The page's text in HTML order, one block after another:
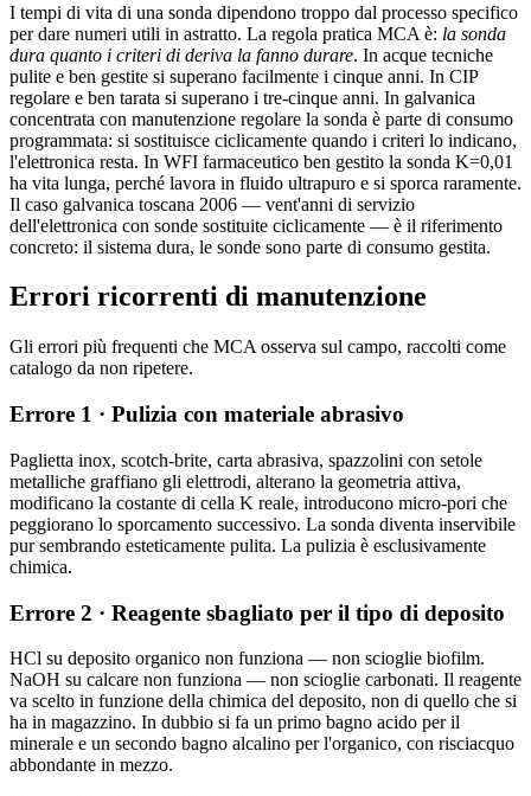
I tempi di vita di una sonda dipendono troppo dal processo specifico
per dare numeri utili in astratto. La regola pratica MCA è: la sonda
dura quanto i criteri di deriva la fanno durare. In acque tecniche
pulite e ben gestite si superano facilmente i cinque anni. In CIP
regolare e ben tarata si superano i tre-cinque anni. In galvanica
concentrata con manutenzione regolare la sonda è parte di consumo
programmata: si sostituisce ciclicamente quando i criteri lo indicano,
l'elettronica resta. In WFI farmaceutico ben gestito la sonda K=0,01
ha vita lunga, perché lavora in fluido ultrapuro e si sporca raramente.
Il caso galvanica toscana 2006 — vent'anni di servizio
dell'elettronica con sonde sostituite ciclicamente — è il riferimento
concreto: il sistema dura, le sonde sono parte di consumo gestita.
Errori ricorrenti di manutenzione
Gli errori più frequenti che MCA osserva sul campo, raccolti come
catalogo da non ripetere.
Errore 1 · Pulizia con materiale abrasivo
Paglietta inox, scotch-brite, carta abrasiva, spazzolini con setole
metalliche graffiano gli elettrodi, alterano la geometria attiva,
modificano la costante di cella K reale, introducono micro-pori che
peggiorano lo sporcamento successivo. La sonda diventa inservibile
pur sembrando esteticamente pulita. La pulizia è esclusivamente
chimica.
Errore 2 · Reagente sbagliato per il tipo di deposito
HCl su deposito organico non funziona — non scioglie biofilm.
NaOH su calcare non funziona — non scioglie carbonati. Il reagente
va scelto in funzione della chimica del deposito, non di quello che si
ha in magazzino. In dubbio si fa un primo bagno acido per il
minerale e un secondo bagno alcalino per l'organico, con risciacquo
abbondante in mezzo.